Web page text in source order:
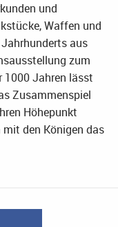
und
Waffen und
aus
zum
Jahren lässt
Zusammenspiel
Höhepunkt
den Königen das